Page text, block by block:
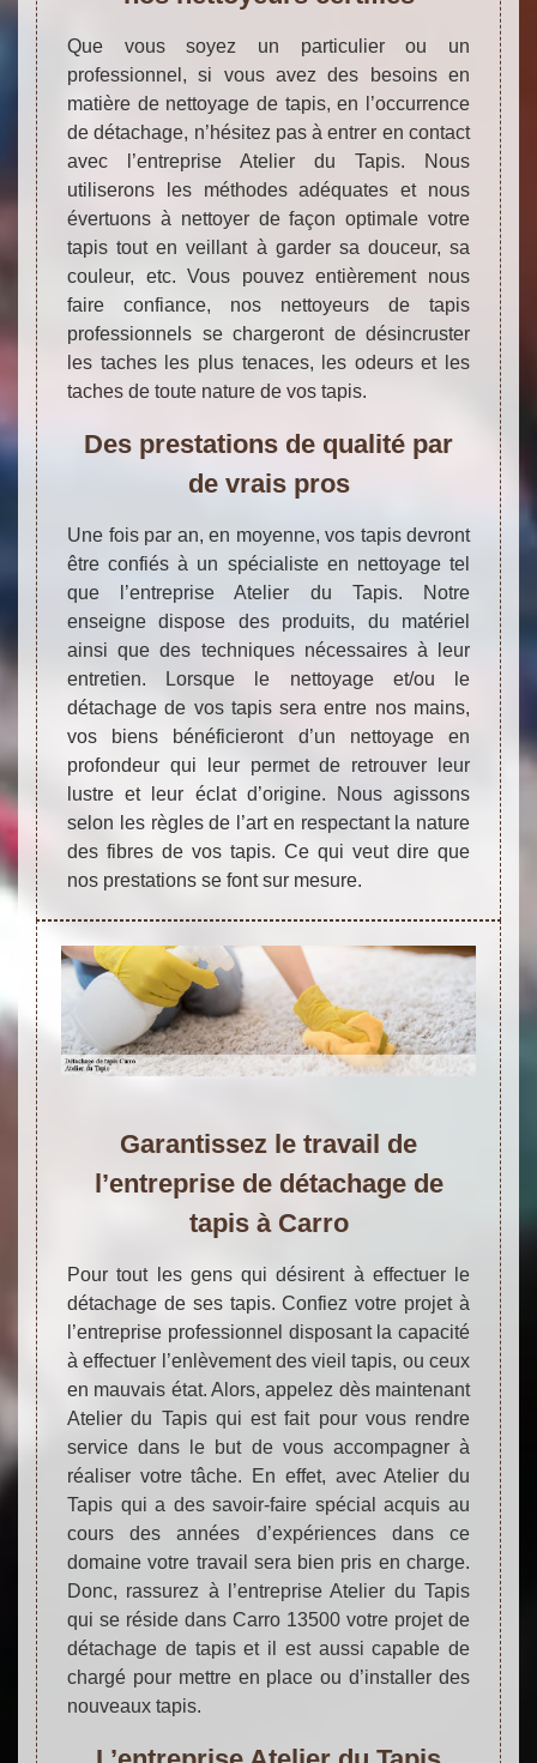
Que vous soyez un particulier ou un
professionnel, si vous avez des besoins en
matière de nettoyage de tapis, en l’occurrence
de détachage, n’hésitez pas à entrer en contact
avec l’entreprise Atelier du Tapis. Nous
utiliserons les méthodes adéquates et nous
évertuons à nettoyer de façon optimale votre
tapis tout en veillant à garder sa douceur, sa
couleur, etc. Vous pouvez entièrement nous
faire confiance, nos nettoyeurs de tapis
professionnels se chargeront de désincruster
les taches les plus tenaces, les odeurs et les
taches de toute nature de vos tapis.
Des prestations de qualité par
de vrais pros
Une fois par an, en moyenne, vos tapis devront
être confiés à un spécialiste en nettoyage tel
que l’entreprise Atelier du Tapis. Notre
enseigne dispose des produits, du matériel
ainsi que des techniques nécessaires à leur
entretien. Lorsque le nettoyage et/ou le
détachage de vos tapis sera entre nos mains,
vos biens bénéficieront d’un nettoyage en
profondeur qui leur permet de retrouver leur
lustre et leur éclat d’origine. Nous agissons
selon les règles de l’art en respectant la nature
des fibres de vos tapis. Ce qui veut dire que
nos prestations se font sur mesure.
Garantissez le travail de
l’entreprise de détachage de
tapis à Carro
Pour tout les gens qui désirent à effectuer le
détachage de ses tapis. Confiez votre projet à
l’entreprise professionnel disposant la capacité
à effectuer l’enlèvement des vieil tapis, ou ceux
en mauvais état. Alors, appelez dès maintenant
Atelier du Tapis qui est fait pour vous rendre
service dans le but de vous accompagner à
réaliser votre tâche. En effet, avec Atelier du
Tapis qui a des savoir-faire spécial acquis au
cours des années d’expériences dans ce
domaine votre travail sera bien pris en charge.
Donc, rassurez à l’entreprise Atelier du Tapis
qui se réside dans Carro 13500 votre projet de
détachage de tapis et il est aussi capable de
chargé pour mettre en place ou d’installer des
nouveaux tapis.